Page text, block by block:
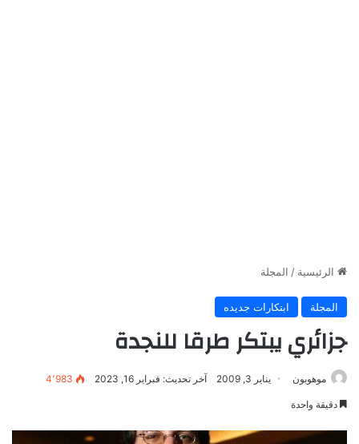
الرئيسية / المجلة
المجلة ابتكارات جديده
جزائري يبتكر طرقا للنجدة
موهوبون يناير 3, 2009 آخر تحديث: فبراير 16, 2023 4٬983
دقيقة واحدة